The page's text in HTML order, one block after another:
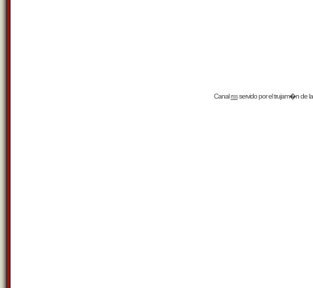
Canalrssservido por eltrujam�nde